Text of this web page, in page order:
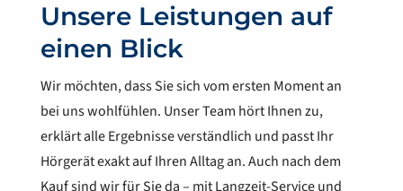
Unsere Leistungen auf
einen Blick
Wir möchten, dass Sie sich vom ersten Moment an
bei uns wohlfühlen. Unser Team hört Ihnen zu,
erklärt alle Ergebnisse verständlich und passt Ihr
Hörgerät exakt auf Ihren Alltag an. Auch nach dem
Kauf sind wir für Sie da – mit Langzeit-Service und